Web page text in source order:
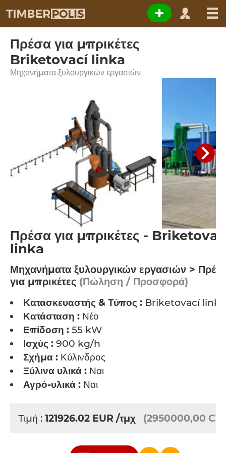
Πρέσα για μπρικέτες
Briketovací linka
Μηχανήματα ξυλουργικών εργασιών
Πρέσα για μπρικέτες -
linka
Μηχανήματα ξυλουργικών εργασιών >
για μπρικέτες (Πώληση / Προσφορά)
Κατασκευαστής & Τύπος : Briketovací linka
Κατάσταση : Νέο
Επίδοση : 55 kW
Ισχύς : 900 kg/h
Σχήμα : Κύλινδρος
Ξύλινα υλικά : Ναι
Αγρό-υλικά : Ναι
Τιμή : 121926.02 EUR /τμχ (2950000,00